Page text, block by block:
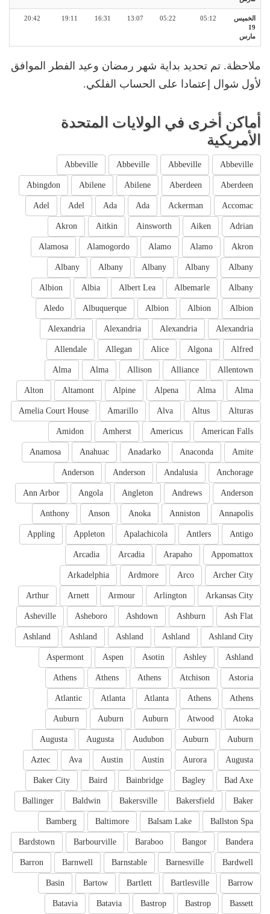
الخميس
19
مارس
05:12
05:22
13:07
16:31
19:11
20:42
ملاحظة. تم تحديد بداية شهر رمضان وعيد الفطر الموافق
لأول شوال إعتمادا على الحساب الفلكي.
أماكن أخرى في الولايات المتحدة
الأمريكية
Abbeville
Abbeville
Abbeville
Abbeville
Aberdeen
Aberdeen
Abilene
Abilene
Abingdon
Accomac
Ackerman
Ada
Ada
Adel
Adel
Adrian
Aiken
Ainsworth
Aitkin
Akron
Akron
Alamo
Alamo
Alamogordo
Alamosa
Albany
Albany
Albany
Albany
Albany
Albany
Albemarle
Albert Lea
Albia
Albion
Albion
Albion
Albion
Albuquerque
Aledo
Alexandria
Alexandria
Alexandria
Alexandria
Alfred
Algona
Alice
Allegan
Allendale
Allentown
Alliance
Allison
Alma
Alma
Alma
Alma
Alpena
Alpine
Altamont
Alton
Alturas
Altus
Alva
Amarillo
Amelia Court House
American Falls
Americus
Amherst
Amidon
Amite
Anaconda
Anadarko
Anahuac
Anamosa
Anchorage
Andalusia
Anderson
Anderson
Anderson
Andrews
Angleton
Angola
Ann Arbor
Annapolis
Anniston
Anoka
Anson
Anthony
Antigo
Antlers
Apalachicola
Appleton
Appling
Appomattox
Arapaho
Arcadia
Arcadia
Archer City
Arco
Ardmore
Arkadelphia
Arkansas City
Arlington
Armour
Arnett
Arthur
Ash Flat
Ashburn
Ashdown
Asheboro
Asheville
Ashland City
Ashland
Ashland
Ashland
Ashland
Ashland
Ashley
Asotin
Aspen
Aspermont
Astoria
Atchison
Athens
Athens
Athens
Athens
Athens
Atlanta
Atlanta
Atlantic
Atoka
Atwood
Auburn
Auburn
Auburn
Auburn
Auburn
Audubon
Augusta
Augusta
Augusta
Aurora
Austin
Austin
Ava
Aztec
Bad Axe
Bagley
Bainbridge
Baird
Baker City
Baker
Bakersfield
Bakersville
Baldwin
Ballinger
Ballston Spa
Balsam Lake
Baltimore
Bamberg
Bandera
Bangor
Baraboo
Barbourville
Bardstown
Bardwell
Barnesville
Barnstable
Barnwell
Barron
Barrow
Bartlesville
Bartlett
Bartow
Basin
Bassett
Bastrop
Bastrop
Batavia
Batavia